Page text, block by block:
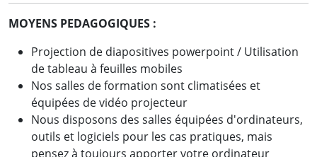
MOYENS PEDAGOGIQUES :
Projection de diapositives powerpoint / Utilisation
de tableau à feuilles mobiles
Nos salles de formation sont climatisées et
équipées de vidéo projecteur
Nous disposons des salles équipées d'ordinateurs,
outils et logiciels pour les cas pratiques, mais
pensez à toujours apporter votre ordinateur